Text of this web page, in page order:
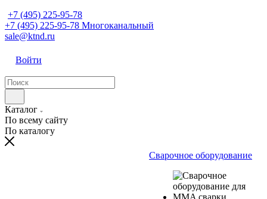
+7 (495) 225-95-78
+7 (495) 225-95-78 Многоканальный
sale@ktnd.ru
Войти
Каталог
По всему сайту
По каталогу
Сварочное оборудование